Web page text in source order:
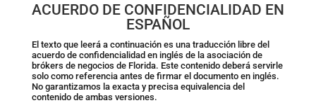
ACUERDO DE CONFIDENCIALIDAD EN
ESPAÑOL
El texto que leerá a continuación es una traducción libre del
acuerdo de confidencialidad en inglés de la asociación de
brókers de negocios de Florida. Este contenido deberá servirle
solo como referencia antes de firmar el documento en inglés.
No garantizamos la exacta y precisa equivalencia del
contenido de ambas versiones.